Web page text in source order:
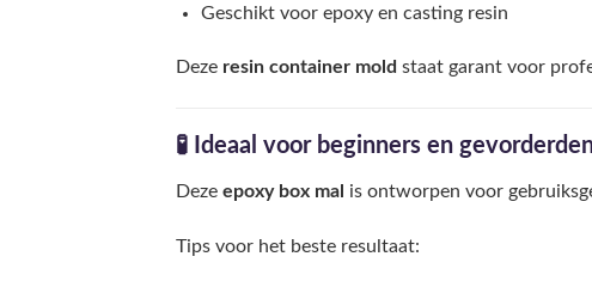
Geschikt voor epoxy en casting resin
Deze resin container mold staat garant voor
🧪 Ideaal voor beginners en
Deze epoxy box mal is ontworpen voor
Tips voor het beste resultaat: